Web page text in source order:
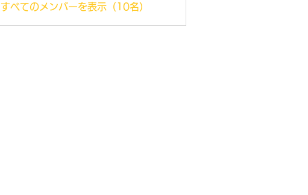
すべてのメンバーを表示（10名）